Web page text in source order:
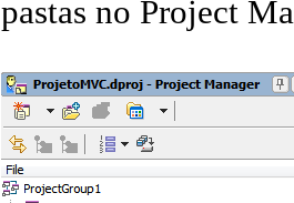
pastas no Project